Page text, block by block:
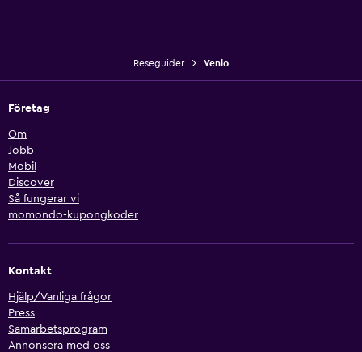
Reseguider Venlo
Företag
Om
Jobb
Mobil
Discover
Så fungerar vi
momondo-kupongkoder
Kontakt
Hjälp/Vanliga frågor
Press
Samarbetsprogram
Annonsera med oss